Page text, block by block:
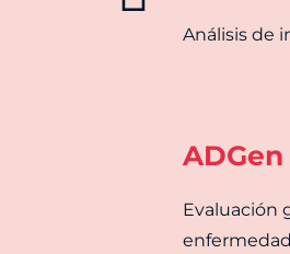
Análisis de
ADGen
Evaluación